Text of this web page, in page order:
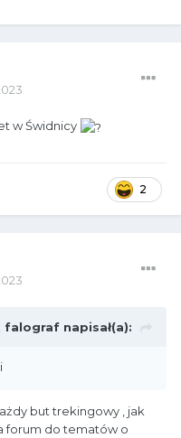
w Świdnicy
2
falograf napisał(a):
but trekingowy , jak
forum do tematów o